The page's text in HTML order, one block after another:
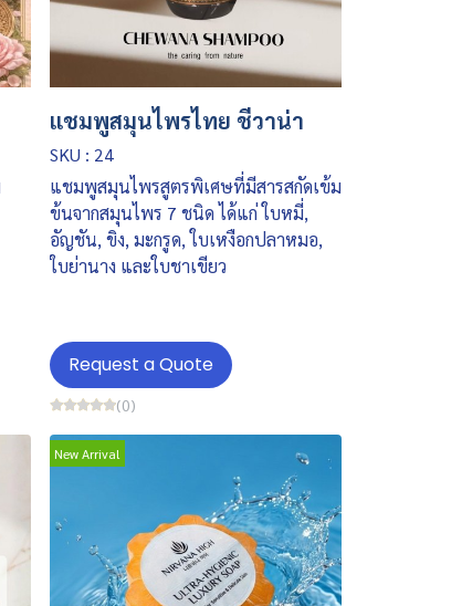
แชมพูสมุนไพรไทย ชีวาน่า
SKU : 24
แชมพูสมุนไพรสูตรพิเศษที่มีสารสกัดเข้ม
ข้นจากสมุนไพร 7 ชนิด ได้แก่ ใบหมี่,
อัญชัน, ขิง, มะกรูด, ใบเหงือกปลาหมอ,
ใบย่านาง และใบชาเขียว
Request a Quote
(0)
New Arrival